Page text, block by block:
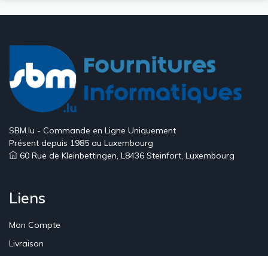
SBM.lu - Commande en Ligne Uniquement
Présent depuis 1985 au Luxembourg
60 Rue de Kleinbettingen, L8436 Steinfort, Luxembourg
Liens
Mon Compte
Livraison